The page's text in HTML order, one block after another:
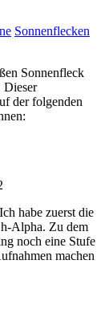
Sonnenflecken
Sonnenfleck
Dieser
der folgenden
habe zuerst die
Alpha. Zu dem
noch eine Stufe
machen